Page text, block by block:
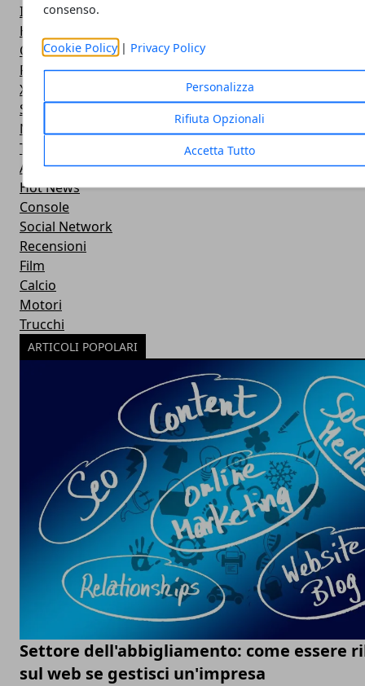
consenso.
Cookie Policy| Privacy Policy
Personalizza
Rifiuta Opzionali
Accetta Tutto
Internet
Hardware
Offerte
Playstation
Xbox
Smartphone
Nintendo
Tablet
Applicazioni
Hot News
Console
Social Network
Recensioni
Film
Calcio
Motori
Trucchi
ARTICOLI POPOLARI
Settore dell'abbigliamento: come essere
sul web se gestisci un'impresa